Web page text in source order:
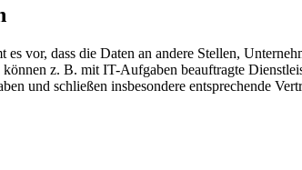
vor, dass die Daten an andere Stellen,
z. B. mit IT-Aufgaben beauftragte
und schließen insbesondere entsprechende